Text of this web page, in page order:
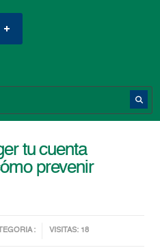
tu cuenta
prevenir
: VISITAS: 18